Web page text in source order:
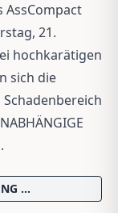
AssCompact
21.
hochkarätigen
sich die
...